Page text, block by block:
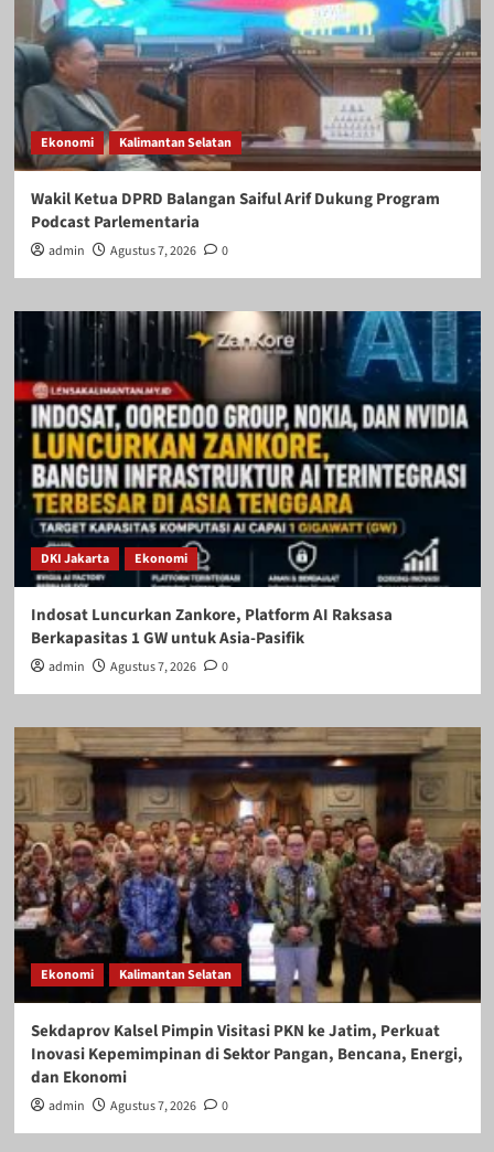
Ekonomi Kalimantan Selatan
Wakil Ketua DPRD Balangan Saiful Arif Dukung Program
Podcast Parlementaria
admin Agustus 7, 2026 0
DKI Jakarta Ekonomi
Indosat Luncurkan Zankore, Platform AI Raksasa
Berkapasitas 1 GW untuk Asia-Pasifik
admin Agustus 7, 2026 0
Ekonomi Kalimantan Selatan
Sekdaprov Kalsel Pimpin Visitasi PKN ke Jatim, Perkuat
Inovasi Kepemimpinan di Sektor Pangan, Bencana, Energi,
dan Ekonomi
admin Agustus 7, 2026 0